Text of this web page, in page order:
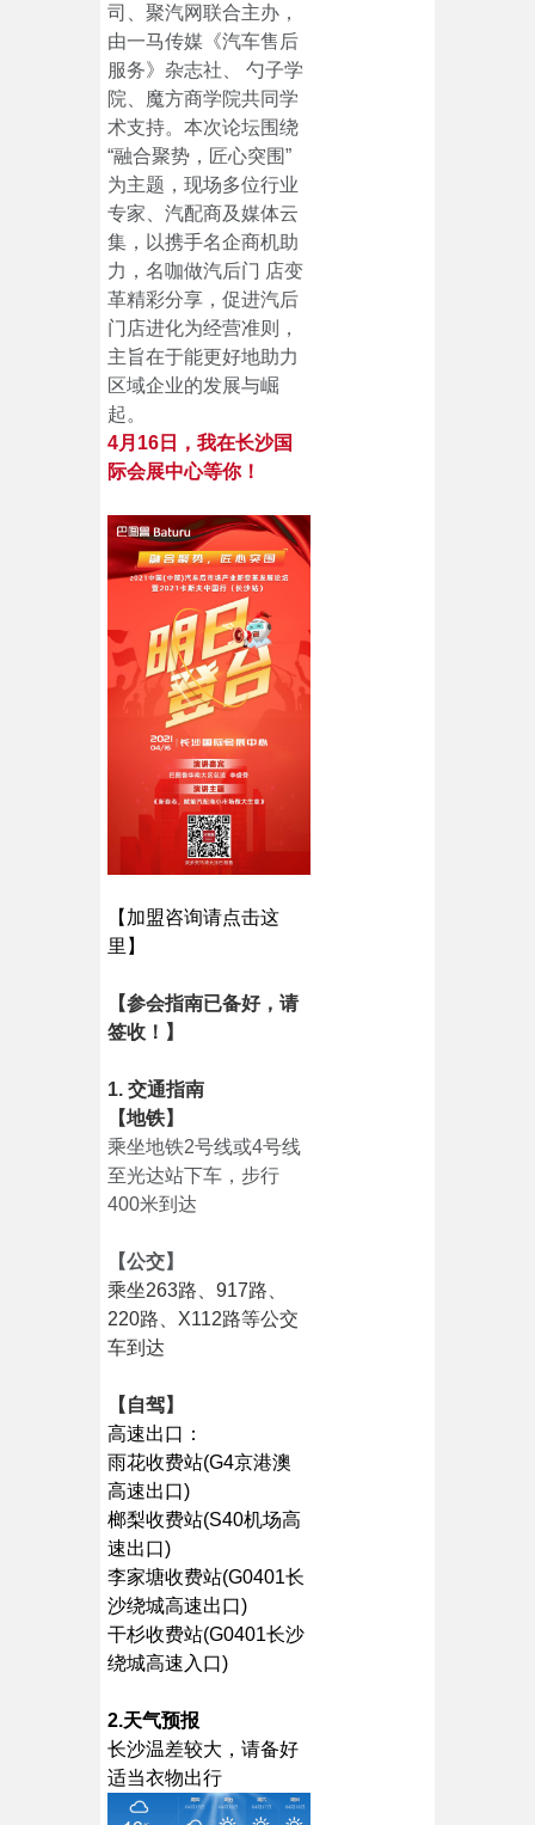
司、聚汽网联合主办，
由一马传媒《汽车售后
服务》杂志社、 勺子学
院、魔方商学院共同学
术支持。本次论坛围绕
“融合聚势，匠心突围”
为主题，现场多位行业
专家、汽配商及媒体云
集，以携手名企商机助
力，名咖做汽后门 店变
革精彩分享，促进汽后
门店进化为经营准则，
主旨在于能更好地助力
区域企业的发展与崛
起。
4月16日，我在长沙国
际会展中心等你！
【加盟咨询请点击这
里】
【参会指南已备好，请
签收！】
1. 交通指南
【地铁】
乘坐地铁2号线或4号线
至光达站下车，步行
400米到达
【公交】
乘坐263路、917路、
220路、X112路等公交
车到达
【自驾】
高速出口：
雨花收费站(G4京港澳
高速出口)
榔梨收费站(S40机场高
速出口)
李家塘收费站(G0401长
沙绕城高速出口)
干杉收费站(G0401长沙
绕城高速入口)
2.天气预报
长沙温差较大，请备好
适当衣物出行